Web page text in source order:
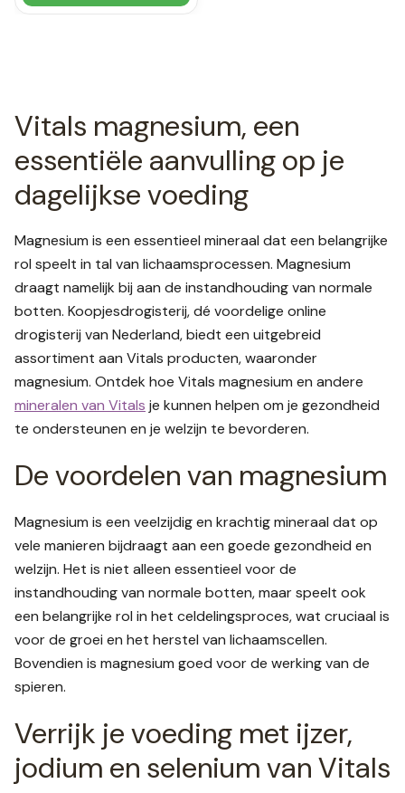
Vitals magnesium, een
essentiële aanvulling op je
dagelijkse voeding
Magnesium is een essentieel mineraal dat een belangrijke
rol speelt in tal van lichaamsprocessen. Magnesium
draagt namelijk bij aan de instandhouding van normale
botten. Koopjesdrogisterij, dé voordelige online
drogisterij van Nederland, biedt een uitgebreid
assortiment aan Vitals producten, waaronder
magnesium. Ontdek hoe Vitals magnesium en andere
mineralen van Vitals je kunnen helpen om je gezondheid
te ondersteunen en je welzijn te bevorderen.
De voordelen van magnesium
Magnesium is een veelzijdig en krachtig mineraal dat op
vele manieren bijdraagt aan een goede gezondheid en
welzijn. Het is niet alleen essentieel voor de
instandhouding van normale botten, maar speelt ook
een belangrijke rol in het celdelingsproces, wat cruciaal is
voor de groei en het herstel van lichaamscellen.
Bovendien is magnesium goed voor de werking van de
spieren.
Verrijk je voeding met ijzer,
jodium en selenium van Vitals